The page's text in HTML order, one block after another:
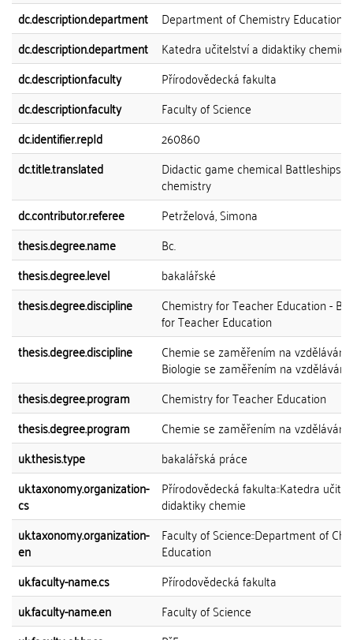
dc.description.department
Department of Chemistry Education
dc.description.department
Katedra učitelství a didaktiky chemie
dc.description.faculty
Přírodovědecká fakulta
dc.description.faculty
Faculty of Science
dc.identifier.repId
260860
dc.title.translated
Didactic game chemical Battleships in
chemistry
dc.contributor.referee
Petrželová, Simona
thesis.degree.name
Bc.
thesis.degree.level
bakalářské
thesis.degree.discipline
Chemistry for Teacher Education -
for Teacher Education
thesis.degree.discipline
Chemie se zaměřením na vzdělávání -
Biologie se zaměřením na vzdělávání
thesis.degree.program
Chemistry for Teacher Education
thesis.degree.program
Chemie se zaměřením na vzdělávání
uk.thesis.type
bakalářská práce
uk.taxonomy.organization-
cs
Přírodovědecká fakulta::Katedra
didaktiky chemie
uk.taxonomy.organization-
en
Faculty of Science::Department of
Education
uk.faculty-name.cs
Přírodovědecká fakulta
uk.faculty-name.en
Faculty of Science